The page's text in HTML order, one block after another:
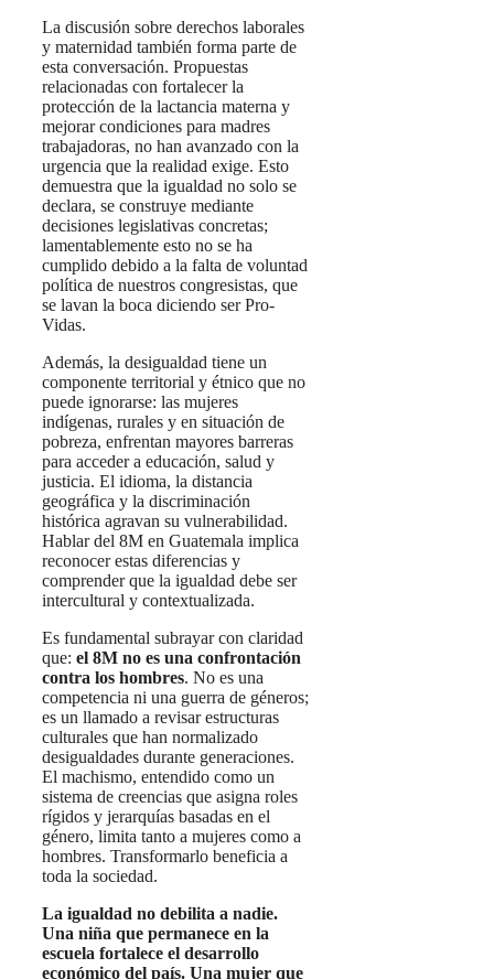
La discusión sobre derechos laborales
y maternidad también forma parte de
esta conversación. Propuestas
relacionadas con fortalecer la
protección de la lactancia materna y
mejorar condiciones para madres
trabajadoras, no han avanzado con la
urgencia que la realidad exige. Esto
demuestra que la igualdad no solo se
declara, se construye mediante
decisiones legislativas concretas;
lamentablemente esto no se ha
cumplido debido a la falta de voluntad
política de nuestros congresistas, que
se lavan la boca diciendo ser Pro-
Vidas.
Además, la desigualdad tiene un
componente territorial y étnico que no
puede ignorarse: las mujeres
indígenas, rurales y en situación de
pobreza, enfrentan mayores barreras
para acceder a educación, salud y
justicia. El idioma, la distancia
geográfica y la discriminación
histórica agravan su vulnerabilidad.
Hablar del 8M en Guatemala implica
reconocer estas diferencias y
comprender que la igualdad debe ser
intercultural y contextualizada.
Es fundamental subrayar con claridad
que: el 8M no es una confrontación
contra los hombres. No es una
competencia ni una guerra de géneros;
es un llamado a revisar estructuras
culturales que han normalizado
desigualdades durante generaciones.
El machismo, entendido como un
sistema de creencias que asigna roles
rígidos y jerarquías basadas en el
género, limita tanto a mujeres como a
hombres. Transformarlo beneficia a
toda la sociedad.
La igualdad no debilita a nadie.
Una niña que permanece en la
escuela fortalece el desarrollo
económico del país. Una mujer que